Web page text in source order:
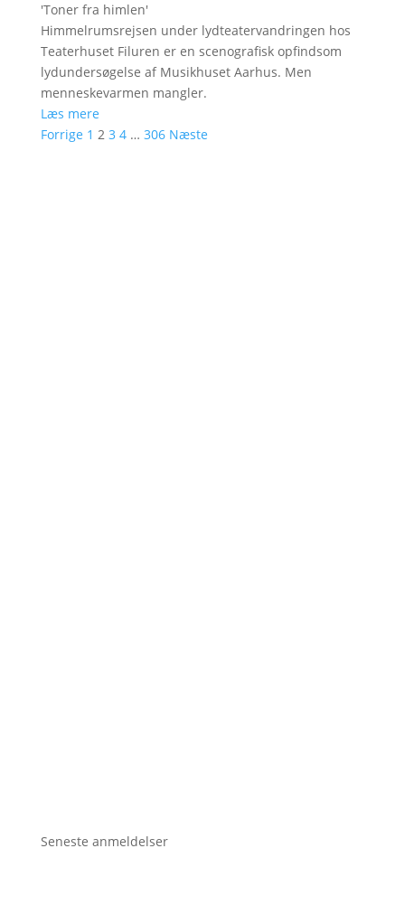
'Toner fra himlen'
Himmelrumsrejsen under lydteatervandringen hos
Teaterhuset Filuren er en scenografisk opfindsom
lydundersøgelse af Musikhuset Aarhus. Men
menneskevarmen mangler.
Læs mere
Forrige 1 2 3 4 … 306 Næste
Seneste anmeldelser